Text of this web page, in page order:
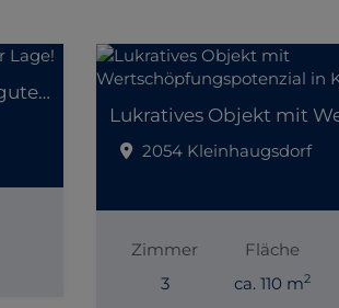
Lukratives Betriebsgrundstück in guter Lage!
2054 Kleinhaugsdorf
Zimmer
3
Fläche
ca. 110 m2